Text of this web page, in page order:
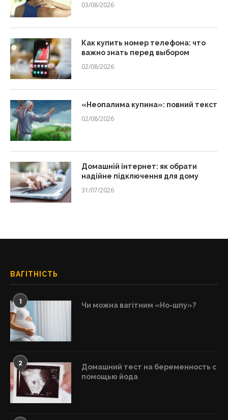
03/08/2026
Как купить номер телефона: что
важно знать перед выбором
02/08/2026
«Неопалима купина»: повний текст
02/08/2026
Домашній інтернет: як обрати
надійне підключення для дому
31/07/2026
ВАГІТНІСТЬ
1 Чи можна вагітним «Но-шпу»?
2
Домашний тест на беременность с
помощью йода